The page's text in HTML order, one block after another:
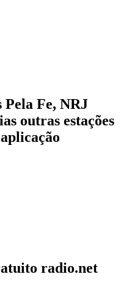
Pela Fe, NRJ
outras estações
radio.net